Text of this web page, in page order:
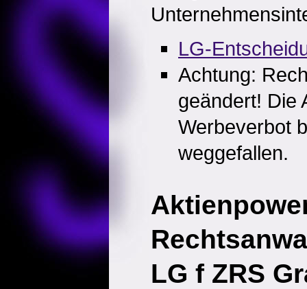
LG-
Achtung:
geändert! Die
Werbeverbot
weggefallen.
LG f ZRS